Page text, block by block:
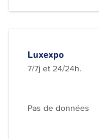
Luxexpo
7/7j et 24/24h.
Pas de données